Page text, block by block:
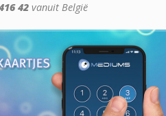
42 vanuit België